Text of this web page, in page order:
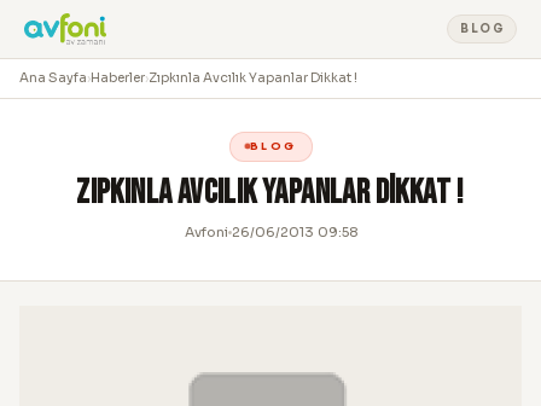
BLOG
Ana Sayfa›Haberler›Zıpkınla Avcılık Yapanlar Dikkat !
BLOG
Zıpkınla Avcılık Yapanlar Dikkat !
Avfoni 26/06/2013 09:58